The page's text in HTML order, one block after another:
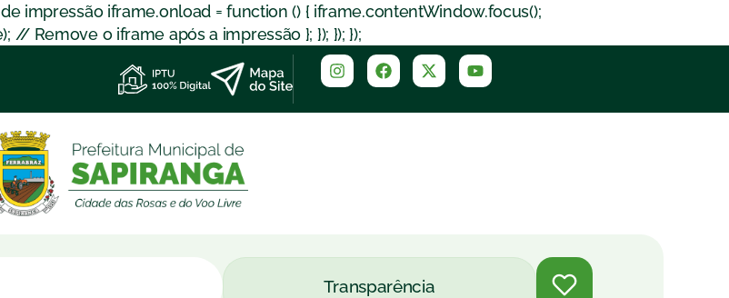
impressão iframe.onload = function () { iframe.contentWindow.focus();
Remove o iframe após a impressão }; }); }); });
Transparência